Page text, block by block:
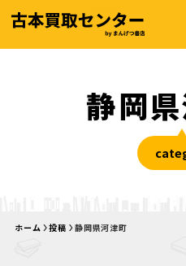
静岡
ホーム 投稿 静岡県河津町